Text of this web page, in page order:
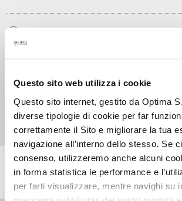
Questo sito web utilizza i cookie
Questo sito internet, gestito da Optima
diverse tipologie di cookie per far
correttamente il Sito e migliorare la tua
navigazione all’interno dello stesso. Se
consenso, utilizzeremo anche alcuni
in forma statistica le performance e
per farti visualizzare, mentre navighi su
cappello di ghiaccio tritato e
5 Decora e servi a piacere.
PRODOTTI UTILIZZATI